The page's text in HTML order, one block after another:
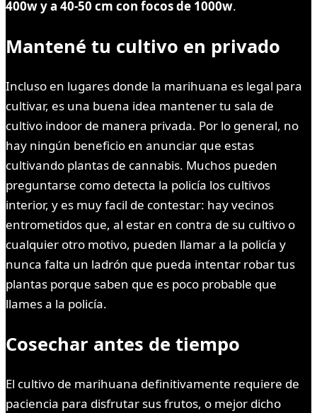
400w y a 40-50 cm con focos de 1000w.
Mantené tu cultivo en privado
Incluso en lugares donde la marihuana es legal para
cultivar, es una buena idea mantener tu sala de
cultivo indoor de manera privada. Por lo general, no
hay ningún beneficio en anunciar que estas
cultivando plantas de cannabis. Muchos pueden
preguntarse como detecta la policía los cultivos
interior, y es muy facil de contestar: hay vecinos
entrometidos que, al estar en contra de su cultivo o
cualquier otro motivo, pueden llamar a la policía y
nunca falta un ladrón que pueda intentar robar tus
plantas porque saben que es poco probable que
llames a la policía.
Cosechar antes de tiempo
El cultivo de marihuana definitivamente requiere de
paciencia para disfrutar sus frutos, o mejor dicho